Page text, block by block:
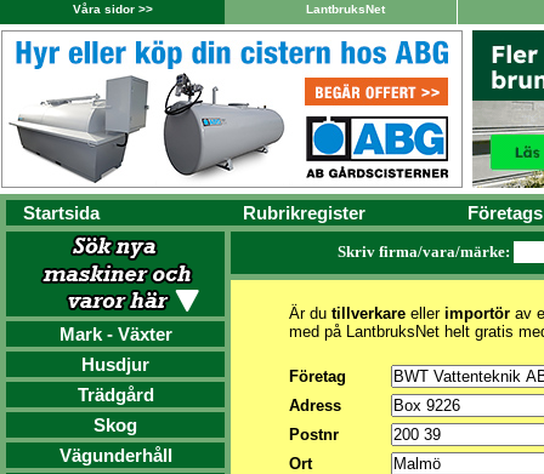
Våra sidor >> LantbruksNet
Startsida Rubrikregister
Mark - Växter
Husdjur
Trädgård
Skog
Vägunderhåll
Skriv firma/vara/märke:
Är du tillverkare eller importör av
med på LantbruksNet helt gratis
Företag
Adress
Postnr
Ort